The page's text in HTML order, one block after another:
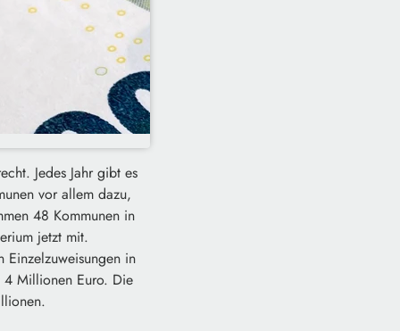
Jedes Jahr gibt es
vor allem dazu,
48 Kommunen in
jetzt mit.
Einzelzuweisungen in
Millionen Euro. Die